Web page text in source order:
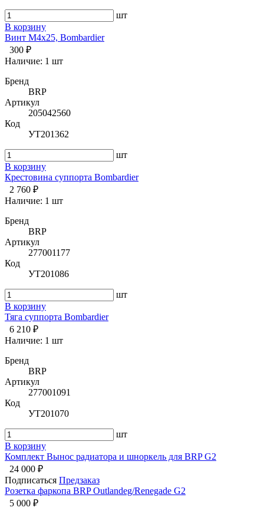
шт
В корзину
Винт M4x25, Bombardier
300 ₽
Наличие: 1 шт
Бренд
BRP
Артикул
205042560
Код
УТ201362
шт
В корзину
Крестовина суппорта Bombardier
2 760 ₽
Наличие: 1 шт
Бренд
BRP
Артикул
277001177
Код
УТ201086
шт
В корзину
Тяга суппорта Bombardier
6 210 ₽
Наличие: 1 шт
Бренд
BRP
Артикул
277001091
Код
УТ201070
шт
В корзину
Комплект Вынос радиатора и шноркель для BRP G2
24 000 ₽
Подписаться Предзаказ
Розетка фаркопа BRP Outlandeg/Renegade G2
5 000 ₽